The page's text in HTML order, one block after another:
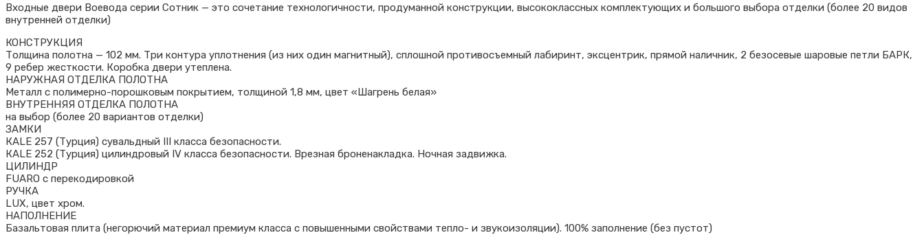
Входные двери Воевода серии Сотник — это сочетание технологичности, продуманной конструкции, высококлассных комплектующих и большого выбора отделки (более 20 видов
внутренней отделки)
КОНСТРУКЦИЯ
Толщина полотна — 102 мм. Три контура уплотнения (из них один магнитный), сплошной противосъемный лабиринт, эксцентрик, прямой наличник, 2 безосевые шаровые петли БАРК,
9 ребер жесткости. Коробка двери утеплена.
НАРУЖНАЯ ОТДЕЛКА ПОЛОТНА
Металл с полимерно-порошковым покрытием, толщиной 1,8 мм, цвет «Шагрень белая»
ВНУТРЕННЯЯ ОТДЕЛКА ПОЛОТНА
на выбор (более 20 вариантов отделки)
ЗАМКИ
КALE 257 (Турция) сувальдный III класса безопасности.
КALE 252 (Турция) цилиндровый IV класса безопасности. Врезная броненакладка. Ночная задвижка.
ЦИЛИНДР
FUARO с перекодировкой
РУЧКА
LUX, цвет хром.
НАПОЛНЕНИЕ
Базальтовая плита (негорючий материал премиум класса с повышенными свойствами тепло- и звукоизоляции). 100% заполнение (без пустот)